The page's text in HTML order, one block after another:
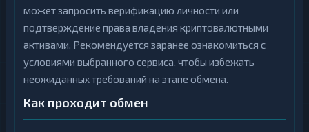
может запросить верификацию личности или
подтверждение права владения криптовалютными
активами. Рекомендуется заранее ознакомиться с
условиями выбранного сервиса, чтобы избежать
неожиданных требований на этапе обмена.
Как проходит обмен